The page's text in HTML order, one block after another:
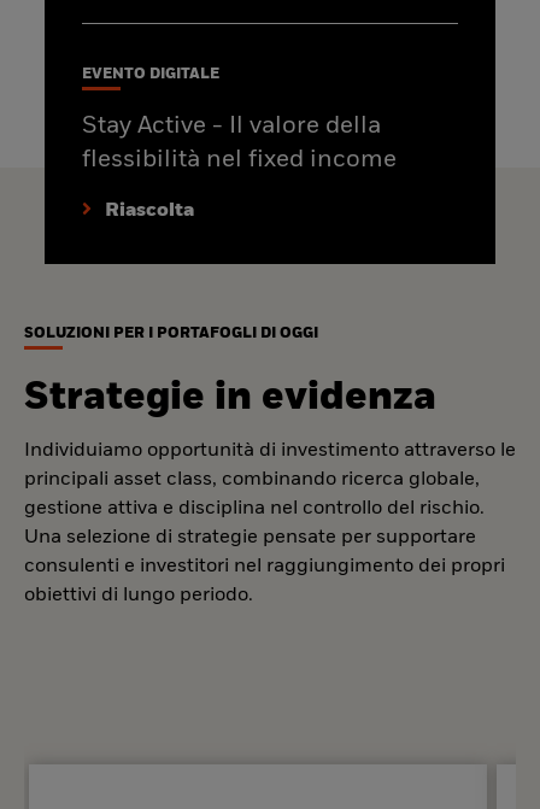
EVENTO DIGITALE
Stay Active - Il valore della
flessibilità nel fixed income
Riascolta
SOLUZIONI PER I PORTAFOGLI DI OGGI
Strategie in evidenza
Individuiamo opportunità di investimento attraverso le
principali asset class, combinando ricerca globale,
gestione attiva e disciplina nel controllo del rischio.
Una selezione di strategie pensate per supportare
consulenti e investitori nel raggiungimento dei propri
obiettivi di lungo periodo.